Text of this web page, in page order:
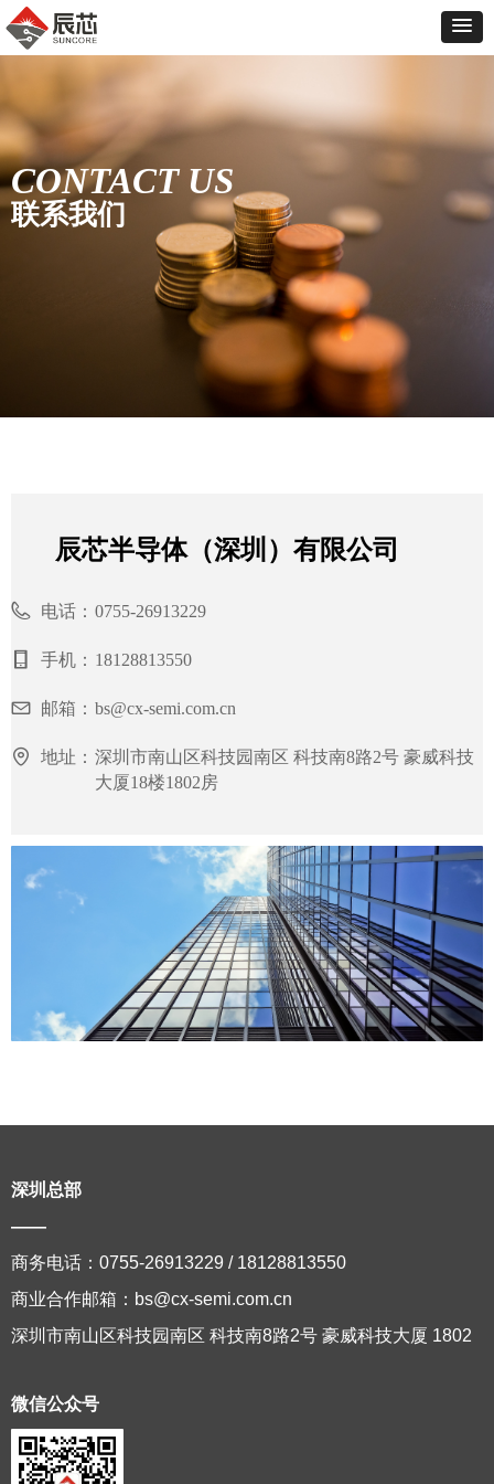
CONTACT US
联系我们
电话： 0755-26913229
手机： 18128813550
邮箱： bs@cx-semi.com.cn
地址： 深圳市南山区科技园南区 科技南8路2号 豪威科技
大厦18楼1802房
辰芯半导体（深圳）有限公司
微信公众号
深圳总部
——
商务电话：0755-26913229 / 18128813550
商业合作邮箱：bs@cx-semi.com.cn
深圳市南山区科技园南区 科技南8路2号 豪威科技大厦 1802